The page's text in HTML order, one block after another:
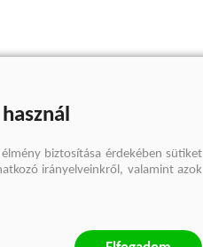
biztosítása érdekében sütiket
irányelveinkről, valamint azok